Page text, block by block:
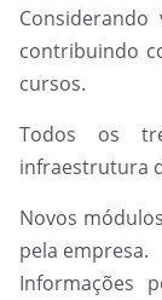
Considerando
contribuindo
cursos.
Todos os
infraestrutura
Novos
pela empresa.
Informações